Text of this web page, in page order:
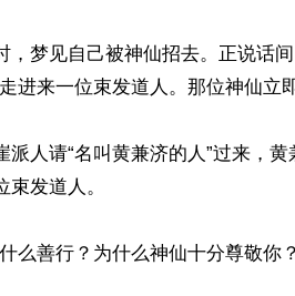
，梦见自己被神仙招去。正说话
进来一位束发道人。那位神仙立
派人请“名叫黄兼济的人”过来，
发道人。
么善行？为什么神仙十分尊敬你